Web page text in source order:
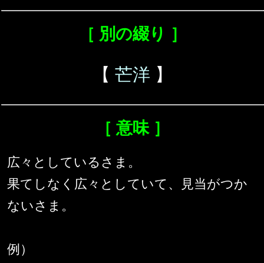
［ 別の綴り ］
【 芒洋 】
［ 意味 ］
広々としているさま。
果てしなく広々としていて、見当がつか
ないさま。
例）